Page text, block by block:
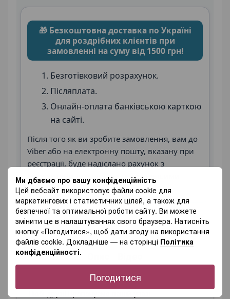
Ми дбаємо про вашу конфіденційність
Цей вебсайт використовує файли cookie для
маркетингових і статистичних цілей, а також для
безпечної та оптимальної роботи сайту. Ви можете
змінити це в налаштуваннях свого браузера. Натисніть
кнопку «Погодитися», щоб дати згоду на використання
файлів cookie. Докладніше — на сторінці Політика
конфіденційності.
Погодитися
🎁 Безкоштовна доставка по Україні
для роздрібних клієнтів при
замовленні на суму від 1500 грн!
Безготівковий розрахунок.
Післяплата.
Онлайн-оплата банківською карткою
на сайті.
Після того як ви зробите замовлення, вам до
Viber або на електронну пошту, вказану при
реєстрації, буде надіслано рахунок з
реквізитами для оплати та подальшими
інструкціями.